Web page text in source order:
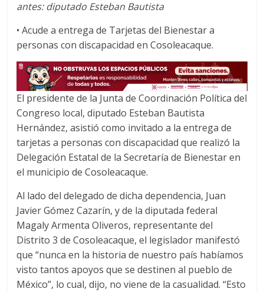
e
o
o
k
t
e
r
t
A
p
p
antes: diputado Esteban Bautista
• Acude a entrega de Tarjetas del Bienestar a
personas con discapacidad en Cosoleacaque.
El presidente de la Junta de Coordinación Política del
Congreso local, diputado Esteban Bautista
Hernández, asistió como invitado a la entrega de
tarjetas a personas con discapacidad que realizó la
Delegación Estatal de la Secretaría de Bienestar en
el municipio de Cosoleacaque.
Al lado del delegado de dicha dependencia, Juan
Javier Gómez Cazarín, y de la diputada federal
Magaly Armenta Oliveros, representante del
Distrito 3 de Cosoleacaque, el legislador manifestó
que “nunca en la historia de nuestro país habíamos
visto tantos apoyos que se destinen al pueblo de
México”, lo cual, dijo, no viene de la casualidad. “Esto